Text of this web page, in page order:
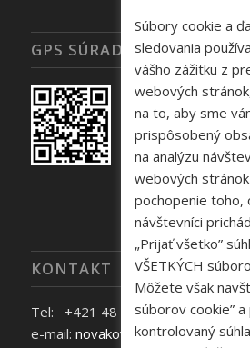
GPS SÚRADNICE
KONTAKT
Tel: +421 48 645 40 35
e-mail: novakova@zelpo.sk
Súbory cookie a
sledovania
vášho zážitku z
webových
na to, aby sme
prispôsobený
na analýzu
webových stránok
pochopenie toho,
návštevníci
„Prijať všetko”
VŠETKÝCH
Môžete však
súborov cookie”
kontrolovaný